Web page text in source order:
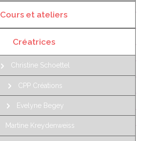
Cours et ateliers
Créatrices
Christine Schoettel
CPP Créations
Evelyne Begey
Martine Kreydenweiss